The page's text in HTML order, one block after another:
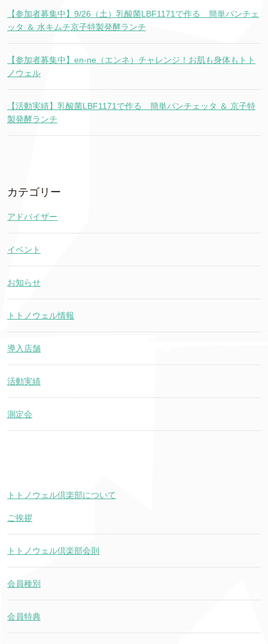
【参加者募集中】9/26（土）乳酸菌LBF1171で作る 簡単パンチェ
ッタ ＆ 水キムチ京子特製発酵ランチ
【参加者募集中】en-ne（エンネ）チャレンジ！お肌も身体もトト
ノウェル
【活動実績】乳酸菌LBF1171で作る 簡単パンチェッタ ＆ 京子特
製発酵ランチ
カテゴリー
アドバイザー
イベント
お知らせ
トトノウェル情報
導入店舗
活動実績
測定会
トトノウェル倶楽部について
ご挨拶
トトノウェル倶楽部会則
会員種別
会員特典